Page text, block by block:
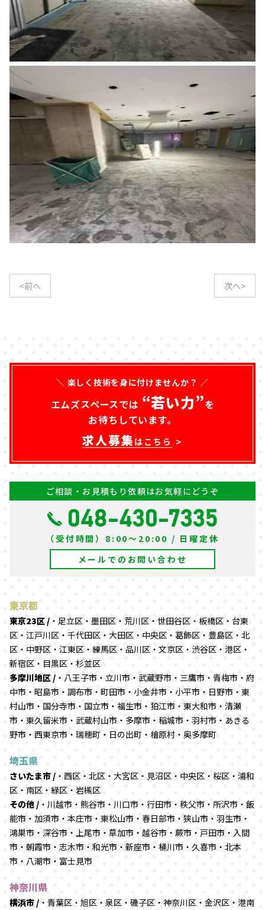
<前へ 次へ>
＼ 楽しく技術を身に付けませんか？ ／
エムズスペースでは “若い力”を
お待ちしています。
求人募集 はこちら
ご相談・お見積もり依頼はお気軽にどうぞ
048-430-7335
（受付時間）8:00～20:00 / 日曜定休
メールでのお問い合わせ
東京都
東京23区 / ・足立区・墨田区・荒川区・世田谷区・板橋区・台東
区・江戸川区・千代田区・大田区・中央区・葛飾区・豊島区・北
区・中野区・江東区・練馬区・品川区・文京区・渋谷区・港区・
新宿区・目黒区・杉並区
多摩川地区 / ・八王子市・立川市・武蔵野市・三鷹市・青梅市・府
中市・昭島市・調布市・町田市・小金井市・小平市・日野市・東
村山市・国分寺市・国立市・福生市・狛江市・東大和市・清瀬
市・東久留米市・武蔵村山市・多摩市・稲城市・羽村市・あきる
野市・西東京市・瑞穂町・日の出町・檜原村・奥多摩町
埼玉県
さいたま市 / ・西区・北区・大宮区・見沼区・中央区・桜区・浦和
区・南区・緑区・岩槻区
その他 / ・川越市・熊谷市・川口市・行田市・秩父市・所沢市・飯
能市・加須市・本庄市・東松山市・春日部市・狭山市・羽生市・
鴻巣市・深谷市・上尾市・草加市・越谷市・蕨市・戸田市・入間
市・朝霞市・志木市・和光市・新座市・桶川市・久喜市・北本
市・八潮市・富士見市
神奈川県
横浜市 / ・青葉区・旭区・泉区・磯子区・神奈川区・金沢区・港南